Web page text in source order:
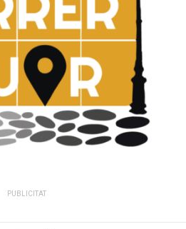
PUBLICITAT